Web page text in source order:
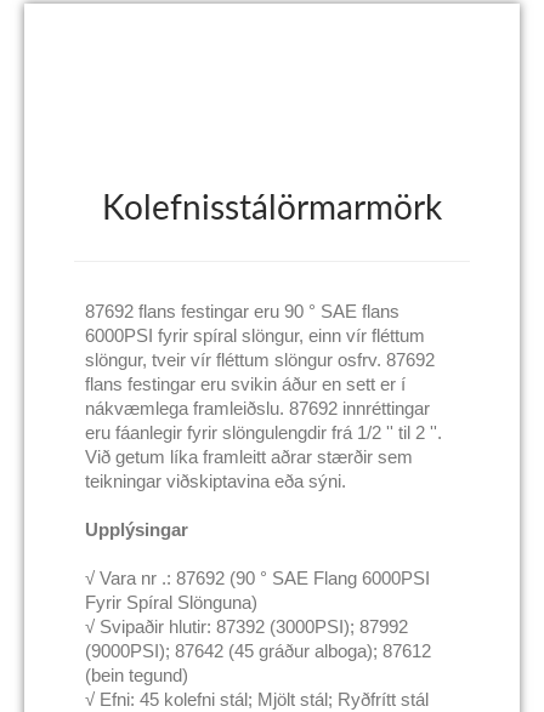
Kolefnisstálörmarmörk
87692 flans festingar eru 90 ° SAE flans
6000PSI fyrir spíral slöngur, einn vír fléttum
slöngur, tveir vír fléttum slöngur osfrv. 87692
flans festingar eru svikin áður en sett er í
nákvæmlega framleiðslu. 87692 innréttingar
eru fáanlegir fyrir slöngulengdir frá 1/2 '' til 2 ''.
Við getum líka framleitt aðrar stærðir sem
teikningar viðskiptavina eða sýni.
Upplýsingar
√ Vara nr .: 87692 (90 ° SAE Flang 6000PSI
Fyrir Spíral Slönguna)
√ Svipaðir hlutir: 87392 (3000PSI); 87992
(9000PSI); 87642 (45 gráður alboga); 87612
(bein tegund)
√ Efni: 45 kolefni stál; Mjölt stál; Ryðfrítt stál